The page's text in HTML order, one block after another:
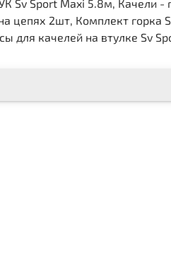
Sport Maxi 5.8м, Качели -
цепях 2шт, Комплект горка
для качелей на втулке Sv